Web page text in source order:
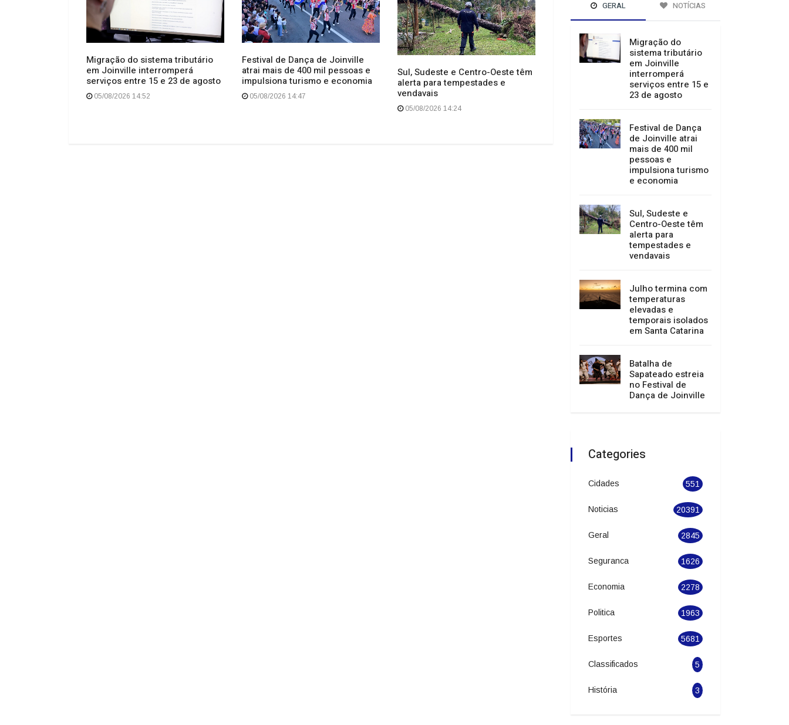
Migração do sistema tributário
em Joinville interromperá
serviços entre 15 e 23 de agosto
05/08/2026 14:52
Festival de Dança de Joinville
atrai mais de 400 mil pessoas e
impulsiona turismo e economia
05/08/2026 14:47
Sul, Sudeste e Centro-Oeste têm
alerta para tempestades e
vendavais
05/08/2026 14:24
Julho termina com temperaturas
elevadas e temporais isolados
GERAL NOTÍCIAS
Migração do
sistema tributário
em Joinville
23 de agosto
Festival de Dança
de Joinville atrai
mais de 400 mil
e economia
Sul, Sudeste e
Centro-Oeste têm
vendavais
Julho termina com
temperaturas
em Santa Catarina
Batalha de
Categories
Cidades 551
Noticias 20391
Geral 2845
Seguranca 1626
Economia 2278
Politica 1963
Esportes 5681
Classificados 5